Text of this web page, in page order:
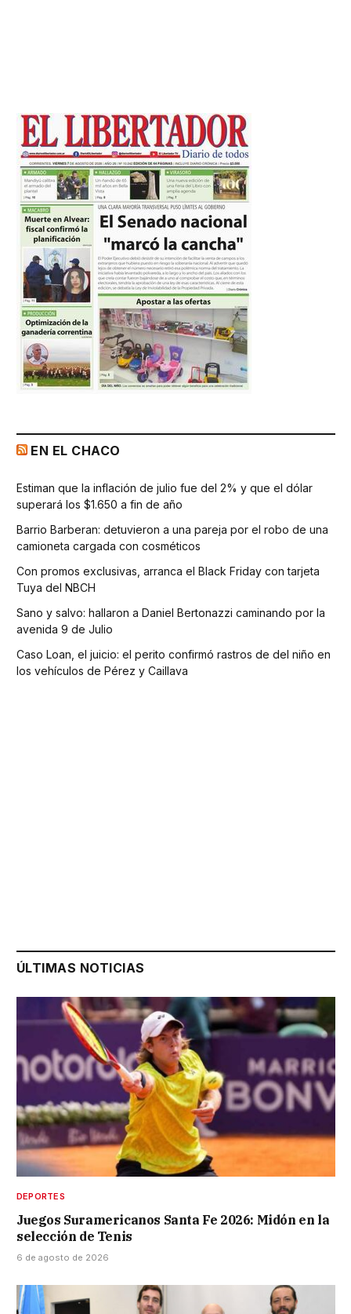
EN EL CHACO
Estiman que la inflación de julio fue del 2% y que el dólar
superará los $1.650 a fin de año
Barrio Barberan: detuvieron a una pareja por el robo de una
camioneta cargada con cosméticos
Con promos exclusivas, arranca el Black Friday con tarjeta
Tuya del NBCH
Sano y salvo: hallaron a Daniel Bertonazzi caminando por la
avenida 9 de Julio
Caso Loan, el juicio: el perito confirmó rastros de del niño en
los vehículos de Pérez y Caillava
ÚLTIMAS NOTICIAS
DEPORTES
Juegos Suramericanos Santa Fe 2026: Midón en la
selección de Tenis
6 de agosto de 2026